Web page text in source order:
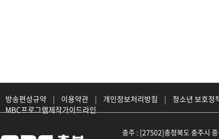
방송편성규약 | 이용약관 | 개인정보처리방침 |
청소년 보호정
MBC프로그램제작가이드라인
충주 : [27502]충청북도 충주시